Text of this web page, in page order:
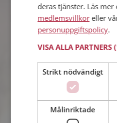
40 år från
Söker man
Bli medlem
att göra
deras tjänster. Läs mer
medlemsvillkoreller
personuppgiftspolicy.
VISA ALLA PARTNERS
Strikt nödvändigt
Målinriktade